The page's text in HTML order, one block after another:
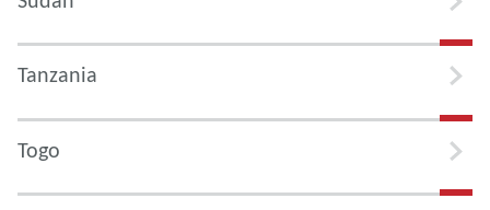
Tanzania
Togo